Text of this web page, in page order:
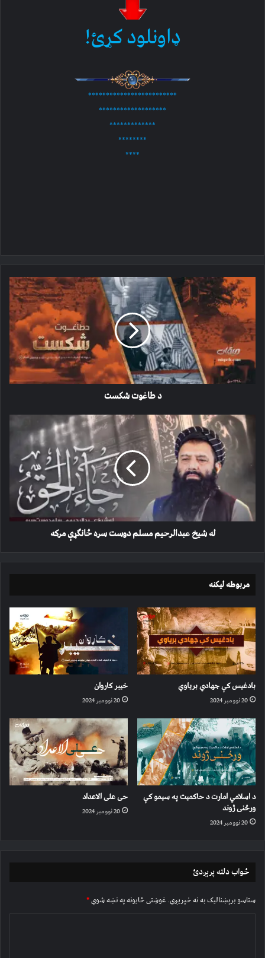
ډاونلود کړئ!
*************************
*******************
*************
********
****
طاغوت
شکست
د طاغوت شکست
شیخ
عبدالرحیم
دوست
سره
ځانګړې
مرکه
له شیخ عبدالرحیم مسلم دوست سره ځانګړې مرکه
مربوطه لیکنه
بادغیس کې جهادي بریاوي
20 نوومبر 2024
خیبر کاروان
20 نوومبر 2024
د اسلامي امارت د حاکمیت په سیمو کې
ورځنی ژوند
20 نوومبر 2024
حی علی الاعداد
20 نوومبر 2024
ځواب دلته پرېږدئ
ستاسو برېښناليک به نه خپريږي.غوښتى ځایونه په نښه شوي*